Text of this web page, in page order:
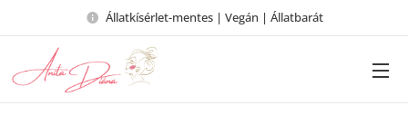
Állatkísérlet-mentes | Vegán | Állatbarát